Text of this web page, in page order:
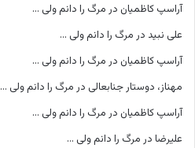
آراسپ کاظمیان در مرگ را دانم ولی …
علی نبید در مرگ را دانم ولی …
آراسپ کاظمیان در مرگ را دانم ولی …
مهناز، دوستار جنابعالی در مرگ را دانم ولی …
آراسپ کاظمیان در مرگ را دانم ولی …
علیرضا در مرگ را دانم ولی …